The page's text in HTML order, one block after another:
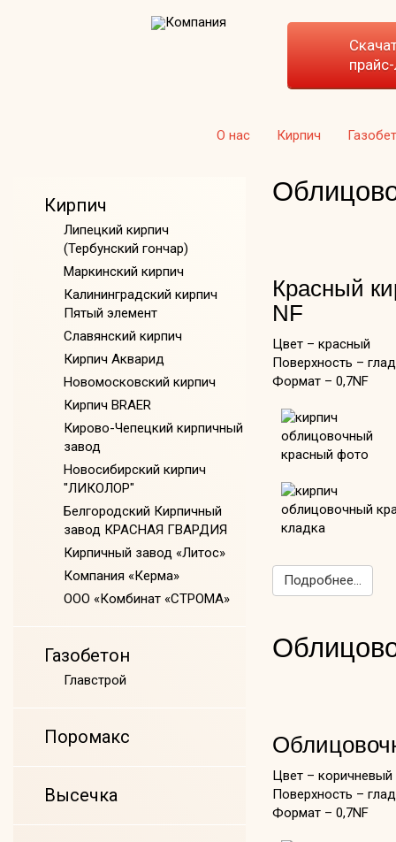
О нас Кирпич
Красный
NF
Цвет – красный
Поверхность –
Формат – 0,7NF
Подробнее...
Цвет – коричневый
Поверхность –
Формат – 0,7NF
Кирпич
Липецкий кирпич
(Тербунский гончар)
Маркинский кирпич
Калининградский кирпич
Пятый элемент
Славянский кирпич
Кирпич Акварид
Новомосковский кирпич
Кирпич BRAER
Кирово-Чепецкий кирпичный
завод
Новосибирский кирпич
"ЛИКОЛОР"
Белгородский Кирпичный
завод КРАСНАЯ ГВАРДИЯ
Кирпичный завод «Литос»
Компания «Керма»
ООО «Комбинат «СТРОМА»
Газобетон
Главстрой
Поромакс
Высечка